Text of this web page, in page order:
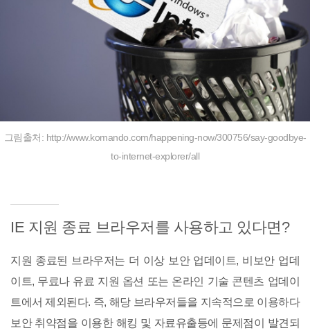
그림출처: http://www.komando.com/happening-now/300756/say-goodbye-
to-internet-explorer/all
IE 지원 종료 브라우저를 사용하고 있다면?
지원 종료된 브라우저는 더 이상 보안 업데이트, 비보안 업데
이트, 무료나 유료 지원 옵션 또는 온라인 기술 콘텐츠 업데이
트에서 제외된다. 즉, 해당 브라우저들을 지속적으로 이용하다
보안 취약점을 이용한 해킹 및 자료유출등에 문제점이 발견되